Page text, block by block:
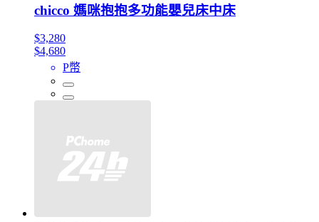
chicco 媽咪抱抱多功能嬰兒床中床
$3,280
$4,680
P幣